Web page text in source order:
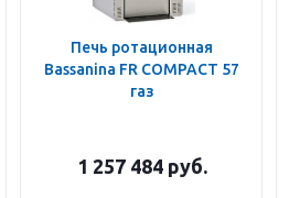
Печь ротационная
Bassanina FR COMPACT 57
газ
1 257 484руб.